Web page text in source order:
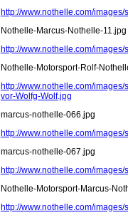
http://www.nothelle.com/
Nothelle-Marcus-Nothelle-11.jpg
http://www.nothelle.com/
Nothelle-Motorsport-Rolf-
http://www.nothelle.com/
vor-Wolfg-Wolf.jpg
marcus-nothelle-066.jpg
http://www.nothelle.com/
marcus-nothelle-067.jpg
http://www.nothelle.com/
Nothelle-Motorsport-Marcus-
http://www.nothelle.com/